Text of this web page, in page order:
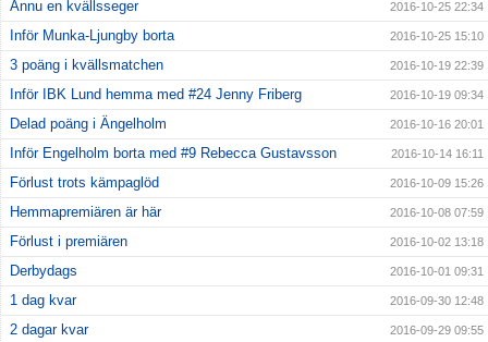
Ännu en kvällsseger 2016-10-25 22:34
Inför Munka-Ljungby borta 2016-10-25 15:10
3 poäng i kvällsmatchen 2016-10-19 22:39
Inför IBK Lund hemma med #24 Jenny Friberg 2016-10-19 09:34
Delad poäng i Ängelholm 2016-10-16 20:01
Inför Engelholm borta med #9 Rebecca Gustavsson 2016-10-14 16:11
Förlust trots kämpaglöd 2016-10-09 15:26
Hemmapremiären är här 2016-10-08 07:59
Förlust i premiären 2016-10-02 13:18
Derbydags 2016-10-01 09:31
1 dag kvar 2016-09-30 12:48
2 dagar kvar 2016-09-29 09:55